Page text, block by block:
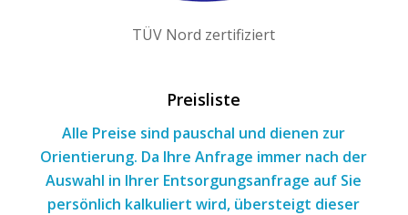
TÜV Nord zertifiziert
Preisliste
Alle Preise sind pauschal und dienen zur
Orientierung. Da Ihre Anfrage immer nach der
Auswahl in Ihrer Entsorgungsanfrage auf Sie
persönlich kalkuliert wird, übersteigt dieser